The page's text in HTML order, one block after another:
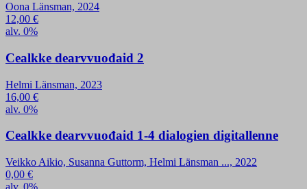
Oona Länsman, 2024
12,00 €
alv. 0%
Cealkke dearvvuođaid 2
Helmi Länsman, 2023
16,00 €
alv. 0%
Cealkke dearvvuođaid 1-4 dialogien digitallenne
Veikko Aikio, Susanna Guttorm, Helmi Länsman ..., 2022
0,00 €
alv. 0%